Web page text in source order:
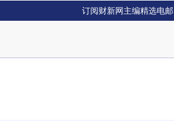
订阅财新网主编精选电邮